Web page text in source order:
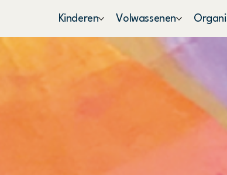
Kinderen Volwassenen